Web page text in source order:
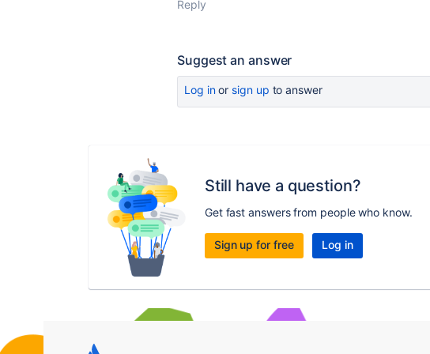
Reply
Suggest an answer
Log inor sign up to answer
Still have a question?
Get fast answers from people who know.
Sign up for free Log in